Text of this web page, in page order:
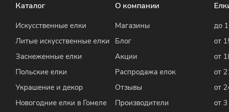
Каталог
Искусственные елки
Литые искусственные елки
Заснеженные елки
Польские елки
Украшение и декор
Новогодние елки в Гомеле
О компании
Магазины
Блог
Акции
Распродажа елок
Отзывы
Производители
до
от
от
от
от
от